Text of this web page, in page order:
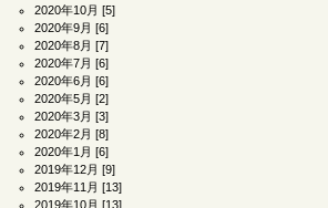
2020年10月 [5]
2020年9月 [6]
2020年8月 [7]
2020年7月 [6]
2020年6月 [6]
2020年5月 [2]
2020年3月 [3]
2020年2月 [8]
2020年1月 [6]
2019年12月 [9]
2019年11月 [13]
2019年10月 [13]